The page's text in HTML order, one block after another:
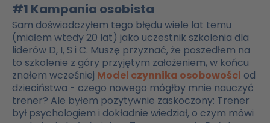
#1 Kampania osobista
Sam doświadczyłem tego błędu wiele lat temu
(miałem wtedy 20 lat) jako uczestnik szkolenia dla
liderów D, I, S i C. Muszę przyznać, że poszedłem na
to szkolenie z góry przyjętym założeniem, w końcu
znałem wcześniej Model czynnika osobowości od
dzieciństwa - czego nowego mógłby mnie nauczyć
trener? Ale byłem pozytywnie zaskoczony: Trener
był psychologiem i dokładnie wiedział, o czym mówi